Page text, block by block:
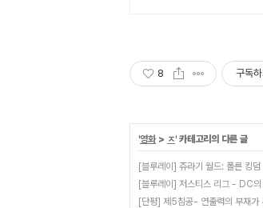
8 구독하
'영화> ㅈ' 카테고리의 다른 글
[블루레이] 쥬라기 월드: 폴른 킹
[블루레이] 저스티스 리그 - DC의
[단평] 제5침공- 연출력의 부재가